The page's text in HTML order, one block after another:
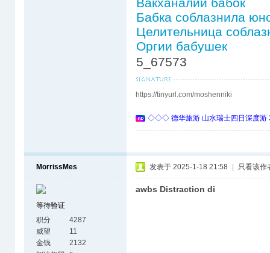
Бабка соблазнила
Целительница
Оргии бабушек
5_67573
https://tinyurl.com/moshenniki
◇◇◇ 德华旅游 山水瑞士四日深度
MorrissMes
等待验证
积分
4287
威望
11
金钱
2132
发表于 2025-1-18 21:58 只看该作
awbs Distraction di